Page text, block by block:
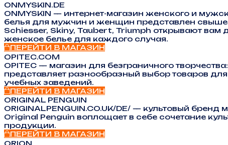
ONMYSKIN.DE
ONMYSKIN — интернет-магазин женского и
белья для мужчин и женщин представлен свыше
Schiesser, Skiny, Taubert, Triumph открывают
женское белье для каждого случая.
ПЕРЕЙТИ В МАГАЗИН
OPITEC.COM
OPITEC — магазин для безграничного
представляет разнообразный выбор товаров
учебных заведений.
ПЕРЕЙТИ В МАГАЗИН
ORIGINAL PENGUIN
ORIGINALPENGUIN.CO.UK/DE/ — культовый
Original Penguin воплощает в себе сочетание
продукции.
ПЕРЕЙТИ В МАГАЗИН
ORION